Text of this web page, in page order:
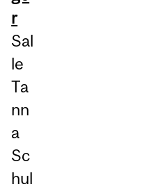
r
Sal
le
Ta
nn
a
Sc
hul